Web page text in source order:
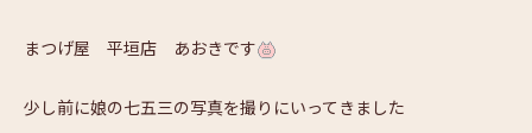
まつげ屋 平垣店 あおきです
少し前に娘の七五三の写真を撮りにいってきました